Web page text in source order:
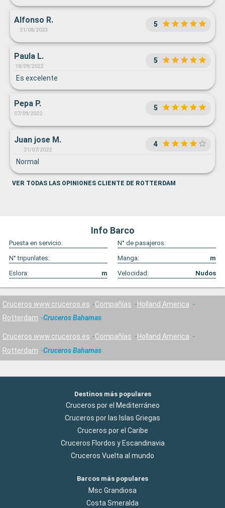
Alfonso R.
31/08/2023
5
Paula L.
18/09/2022
5
Es excelente
Pepa P.
07/09/2022
5
Juan jose M.
31/07/2022
4
Normal
VER TODAS LAS OPINIONES CLIENTE DE ROTTERDAM
Info Barco
Puesta en servicio:
N° de pasajeros:
N° tripunlates:
Manga:
m
Eslora:
m Velocidad: Nudos
Cruceros www.cruceros.es Compañías
Holland America
Rotterdam
Cruceros Bahamas
Cruceros www.cruceros.es Compañías
Holland America
Rotterdam
Cruceros Bahamas
Destinos más populares
Cruceros por el Mediterráneo
Cruceros por las Islas Griegas
Cruceros por el Caribe
Cruceros Flordos y Escandinavia
Cruceros Vuelta al mundo
Barcos más populares
Msc Grandiosa
Costa Smeralda